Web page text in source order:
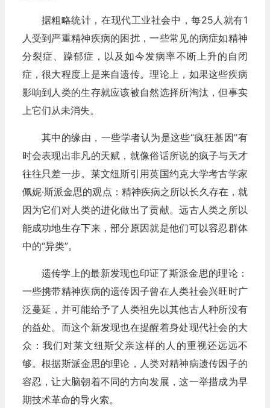
据粗略统计，在现代工业社会中，每25人就有1
人受到严重精神疾病的困扰，一些常见的病症如精神
分裂症、躁郁症，以及如今发病率不断上升的自闭
症，很大程度上是来自遗传。理论上，如果这些疾病
影响到人类的生存就应该被自然选择所淘汰，但事实
上它们从未消失。
其中的缘由，一些学者认为是这些“疯狂基因”有
时会表现出非凡的天赋，就像俗话所说的疯子与天才
往往只差一步。莱文纽斯引用英国约克大学考古学家
佩妮·斯派金思的观点：精神疾病之所以长久存在，就
因为它们对人类的进化做出了贡献。远古人类之所以
能成功地生存下来，部分原因就是他们可以容忍群体
中的“异类”。
遗传学上的最新发现也印证了斯派金思的理论：
一些携带精神疾病的遗传因子曾在人类社会兴旺时广
泛蔓延，并可能给予了人类祖先以其他古人种所没有
的益处。而这个新发现也在提醒着身处现代社会的大
众：我们对莱文纽斯父亲这样的人的重视还远远不
够。根据斯派金思的理论，人类对精神病遗传因子的
容忍，让大脑朝着不同的方向发展，这一举措成为早
期技术革命的导火索。